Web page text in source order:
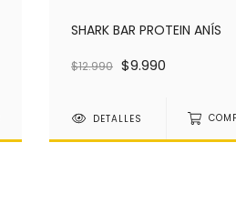
SHARK BAR PROTEIN ANÍS
$12.990 $9.990
DETALLES